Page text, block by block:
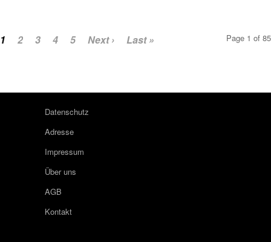
1 2 3 4 5 Next › Last » Page 1 of 85
Datenschutz
Adresse
Impressum
Über uns
AGB
Kontakt